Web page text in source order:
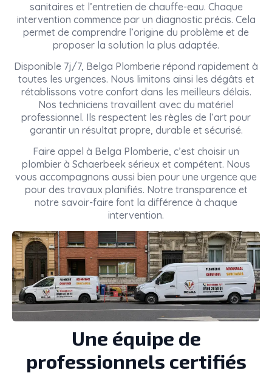
sanitaires et l’entretien de chauffe-eau. Chaque
intervention commence par un diagnostic précis. Cela
permet de comprendre l’origine du problème et de
proposer la solution la plus adaptée.
Disponible 7j/7, Belga Plomberie répond rapidement à
toutes les urgences. Nous limitons ainsi les dégâts et
rétablissons votre confort dans les meilleurs délais.
Nos techniciens travaillent avec du matériel
professionnel. Ils respectent les règles de l’art pour
garantir un résultat propre, durable et sécurisé.
Faire appel à Belga Plomberie, c’est choisir un
plombier à Schaerbeek sérieux et compétent. Nous
vous accompagnons aussi bien pour une urgence que
pour des travaux planifiés. Notre transparence et
notre savoir-faire font la différence à chaque
intervention.
Une équipe de
professionnels certifiés